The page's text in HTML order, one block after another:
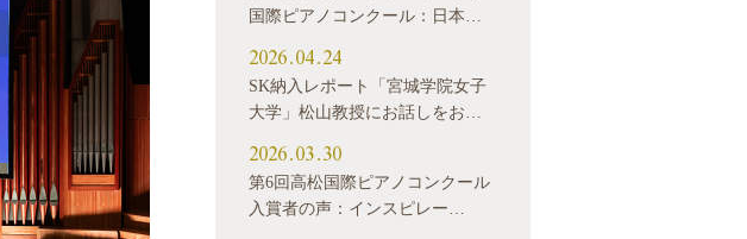
国際ピアノコンクール：日本…
2026.04.24
SK納入レポート「宮城学院女子
大学」松山教授にお話しをお…
2026.03.30
第6回高松国際ピアノコンクール
入賞者の声：インスピレー…